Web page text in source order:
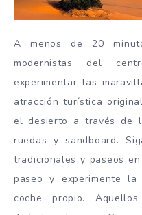
A menos de 20
modernistas del
experimentar las
atracción turística
el desierto a través de
ruedas y sandboard.
tradicionales y paseos
paseo y experimente
coche propio.